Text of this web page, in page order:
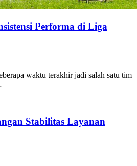
Performa di Liga
waktu terakhir jadi salah satu tim
Stabilitas Layanan